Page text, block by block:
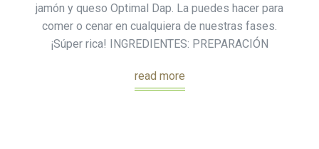
jamón y queso Optimal Dap. La puedes hacer para
comer o cenar en cualquiera de nuestras fases.
¡Súper rica! INGREDIENTES: PREPARACIÓN
read more